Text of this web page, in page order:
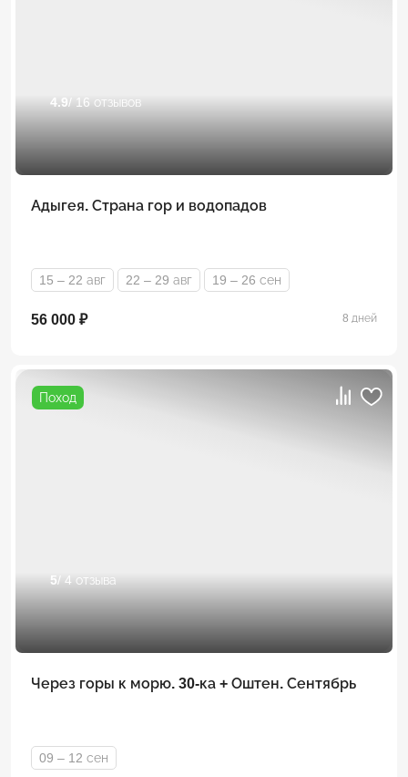
4.9/ 16 отзывов
Адыгея. Страна гор и водопадов
15 – 22 авг 22 – 29 авг 19 – 26 сен
56 000 ₽ 8 дней
Поход
5/ 4 отзыва
Через горы к морю. 30-ка + Оштен. Сентябрь
09 – 12 сен